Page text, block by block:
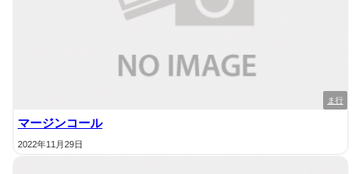
ま行
マージンコール
2022年11月29日